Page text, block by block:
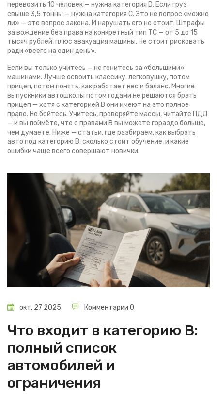
перевозить 10 человек — нужна категория D. Если груз
свыше 3,5 тонны — нужна категория С. Это не вопрос «можно
ли» — это вопрос закона. И нарушать его не стоит. Штрафы
за вождение без права на конкретный тип ТС — от 5 до 15
тысяч рублей, плюс эвакуация машины. Не стоит рисковать
ради «всего на один день».
Если вы только учитесь — не гонитесь за «большими»
машинами. Лучше освоить классику: легковушку, потом
прицеп, потом понять, как работает вес и баланс. Многие
выпускники автошколы потом годами не решаются брать
прицеп — хотя с категорией В они имеют на это полное
право. Не бойтесь. Учитесь, проверяйте массы, читайте ПДД
— и вы поймёте, что с правами В вы можете гораздо больше,
чем думаете. Ниже — статьи, где разбираем, как выбрать
авто под категорию В, сколько стоит обучение, и какие
ошибки чаще всего совершают новички.
окт, 27 2025 Комментарии 0
Что входит в категорию В:
полный список
автомобилей и
ограничения